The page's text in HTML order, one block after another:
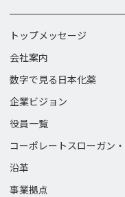
トップメッセージ
会社案内
数字で見る日本化薬
企業ビジョン
役員一覧
コーポレートスローガン・
沿革
事業拠点